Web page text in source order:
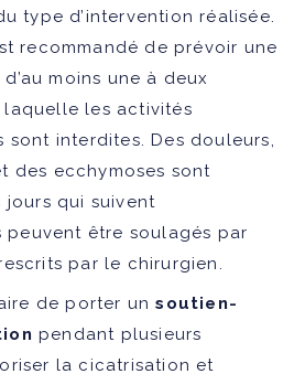
type d’intervention réalisée.
recommandé de prévoir une
d’au moins une à deux
laquelle les activités
sont interdites. Des douleurs,
des ecchymoses sont
jours qui suivent
peuvent être soulagés par
par le chirurgien.
de porter unsoutien-
pendant plusieurs
la cicatrisation et